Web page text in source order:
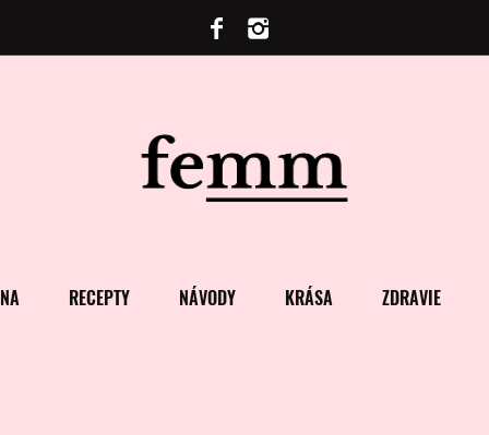
RECEPTY NÁVODY KRÁSA ZDRAVIE